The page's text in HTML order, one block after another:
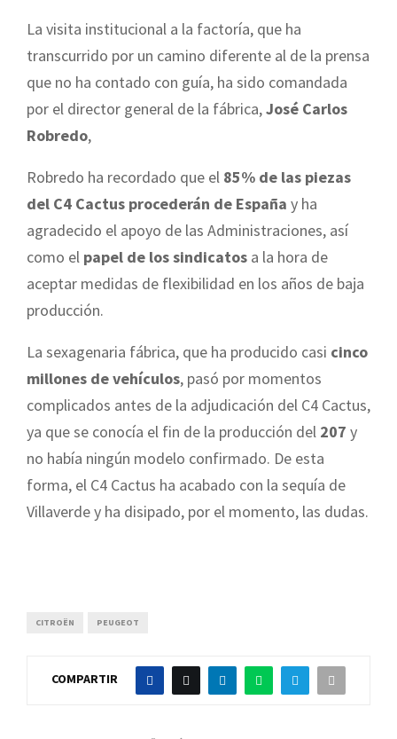
La visita institucional a la factoría, que ha
transcurrido por un camino diferente al de la prensa
que no ha contado con guía, ha sido comandada
por el director general de la fábrica,José Carlos
Robredo,
Robredo ha recordado que el 85% de las piezas
del C4 Cactus procederán de España y ha
agradecido el apoyo de las Administraciones, así
como el papel de los sindicatos a la hora de
aceptar medidas de flexibilidad en los años de baja
producción.
La sexagenaria fábrica, que ha producido casi cinco
millones de vehículos, pasó por momentos
complicados antes de la adjudicación del C4 Cactus,
ya que se conocía el fin de la producción del 207 y
no había ningún modelo confirmado. De esta
forma, el C4 Cactus ha acabado con la sequía de
Villaverde y ha disipado, por el momento, las dudas.
CITROËN PEUGEOT
COMPARTIR